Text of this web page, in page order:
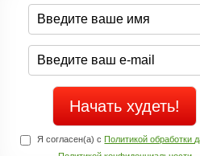
середине дня?
Да
Нет
Телефоны службы поддержки
+7 (909) 421-77-27